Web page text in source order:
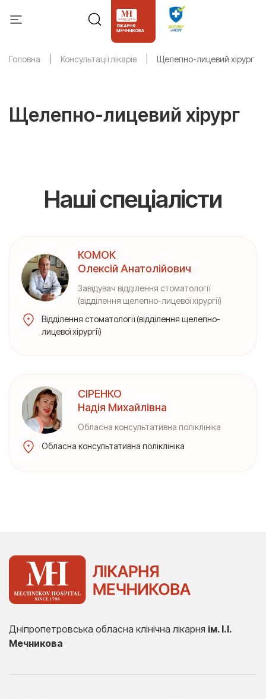
Головна Консультації лікарів Щелепно-лицевий хірург
Щелепно-лицевий хірург
Наші спеціалісти
КОМОК
Олексій Анатолійович
Завідувач відділення стоматології
(відділення щелепно-лицевої хірургії)
Відділення стоматології (відділення щелепно-
лицевої хірургії)
СІРЕНКО
Надія Михайлівна
Обласна консультативна поліклініка
Обласна консультативна поліклініка
Дніпропетровська обласна клінічна лікарня ім. І.І.
Мечникова